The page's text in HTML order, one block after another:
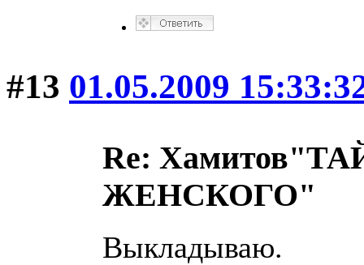
#13 01.05.2009
Re:
ЖЕНСКОГО"
Выкладываю.